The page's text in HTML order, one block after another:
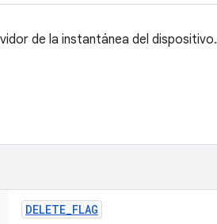
de la instantánea del dispositivo.
DELETE_FLAG